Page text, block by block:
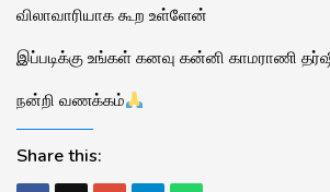
விலாவாரியாக கூற உள்ளேன்
இப்படிக்கு உங்கள் கனவு கன்னி காமராணி
நன்றி வணக்கம்
Share this: